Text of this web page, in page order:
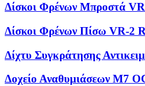
Δίσκοι Φρένων Μπροστά
Δίσκοι Φρένων Πίσω VR-2
Δίχτυ Συγκράτησης
Δοχείο Αναθυμιάσεων M7